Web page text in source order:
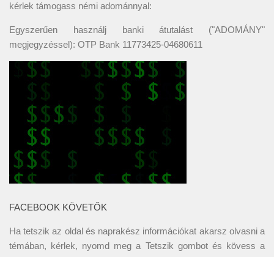
kérlek támogass némi adománnyal:
Egyszerűen használj banki átutalást ("ADOMÁNY"
megjegyzéssel): OTP Bank 11773425-04680611
FACEBOOK KÖVETŐK
Ha tetszik az oldal és naprakész információkat akarsz olvasni a
témában, kérlek, nyomd meg a Tetszik gombot és kövess a